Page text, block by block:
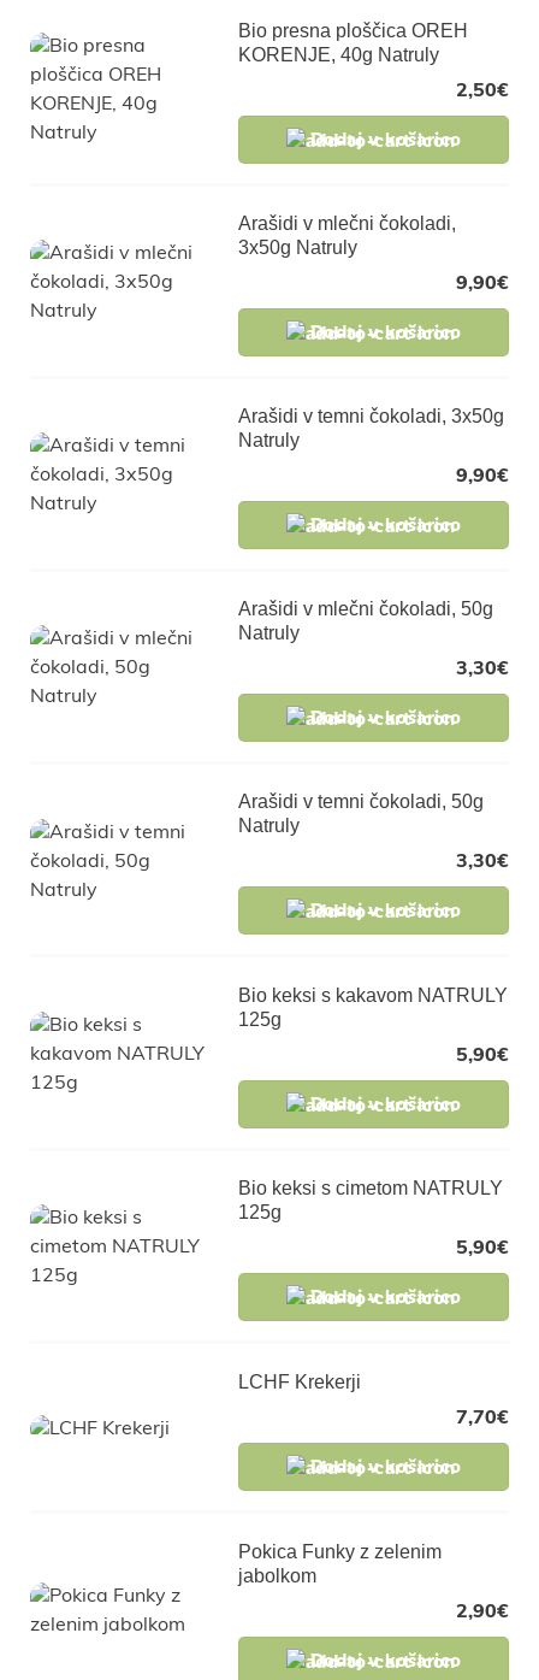
Bio presna ploščica OREH
KORENJE, 40g Natruly
2,50€
Dodaj v košarico
Arašidi v mlečni čokoladi,
3x50g Natruly
9,90€
Dodaj v košarico
Arašidi v temni čokoladi, 3x50g
Natruly
9,90€
Dodaj v košarico
Arašidi v mlečni čokoladi, 50g
Natruly
3,30€
Dodaj v košarico
Arašidi v temni čokoladi, 50g
Natruly
3,30€
Dodaj v košarico
Bio keksi s kakavom NATRULY
125g
5,90€
Dodaj v košarico
Bio keksi s cimetom NATRULY
125g
5,90€
Dodaj v košarico
LCHF Krekerji
7,70€
Dodaj v košarico
Pokica Funky z zelenim
jabolkom
2,90€
Dodaj v košarico